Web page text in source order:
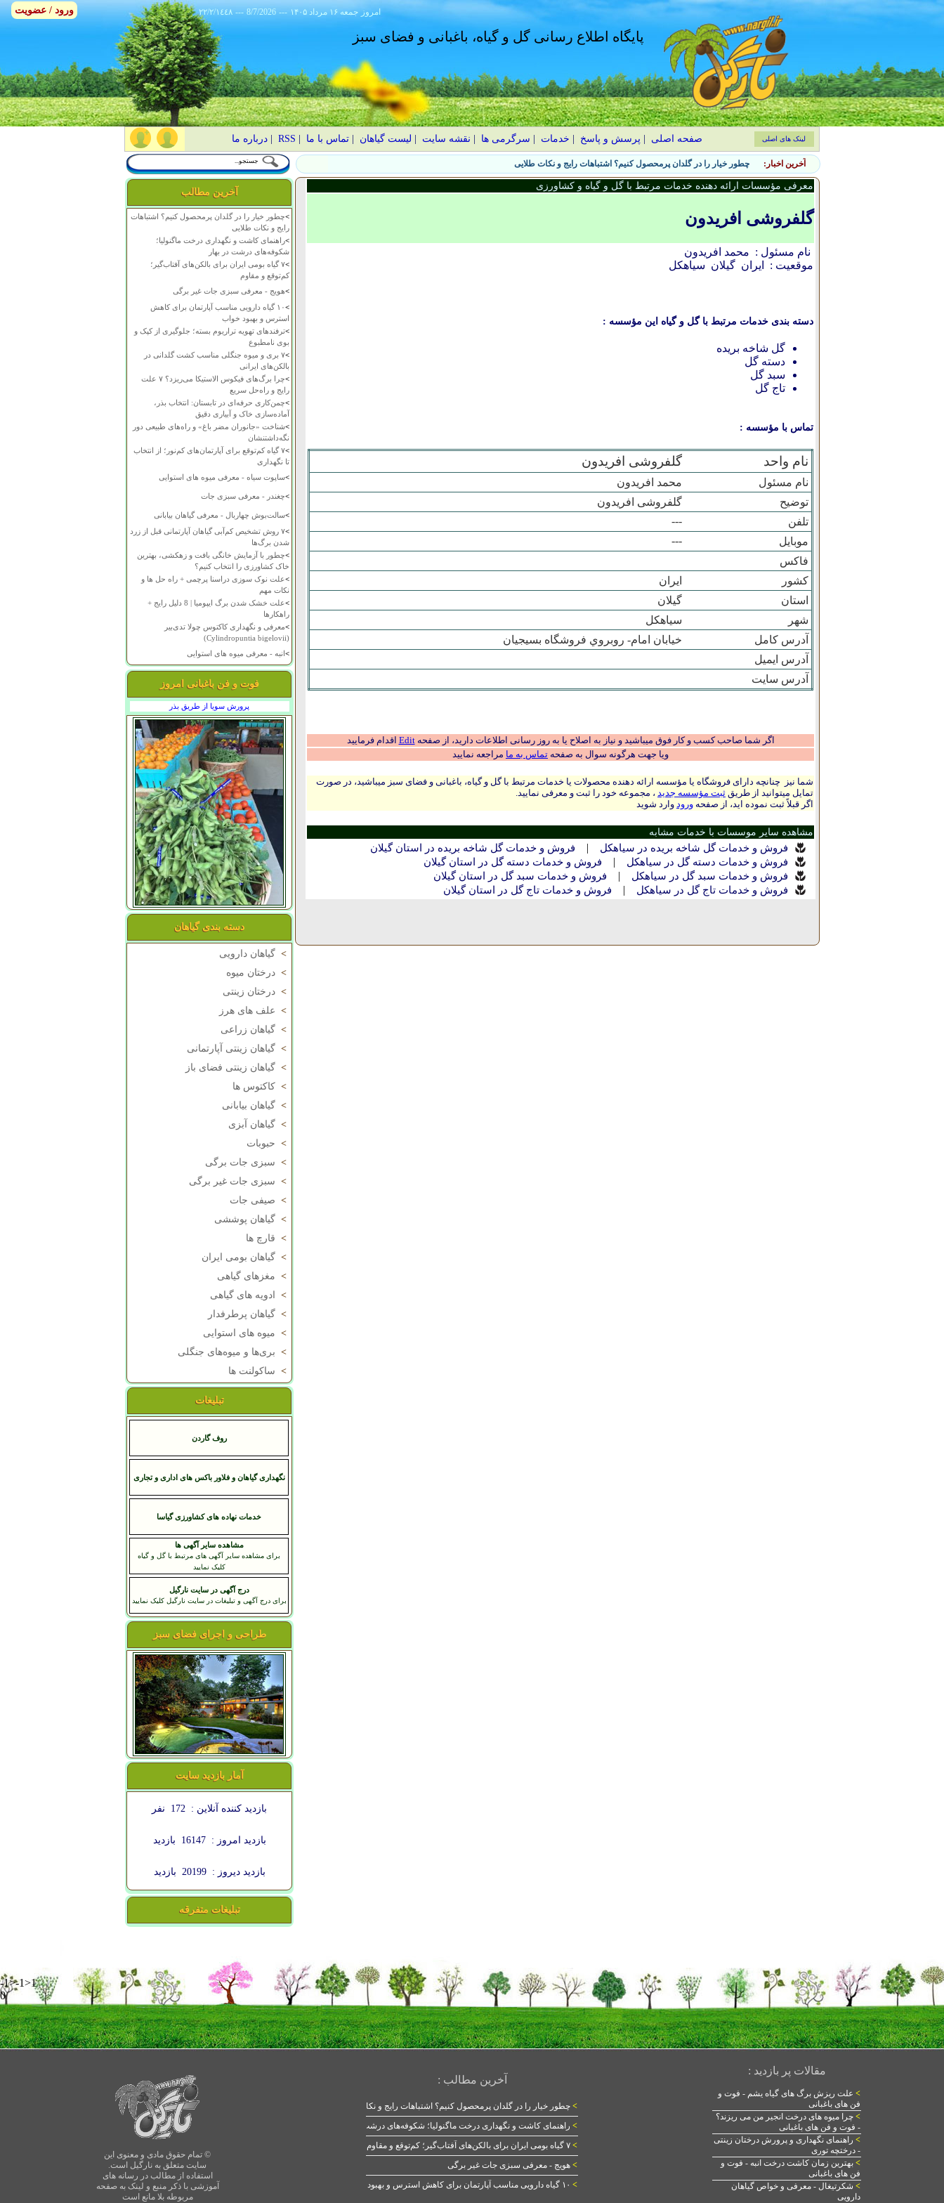
٢٢/٢/١٤٤٨ --- 8/7/2026 --- ۱۴۰۵ جمعه ۱۶ مرداد امروز
پایگاه اطلاع رسانی گل و گیاه، باغبانی و فضای سبز
صفحه اصلی پرسش و پاسخ خدمات سرگرمی ها نقشه سایت لیست گیاهان |تماس با ما RSS
|درباره ما لینک های اصلی
آخرین اخبار: چطور خیار را در گلدان پرمحصول کنیم؟ اشتباهات رایج و نکات طلایی
آخرین مطالب
>چطور خیار را در گلدان پرمحصول کنیم؟ اشتباهات
رایج و نکات طلایی
>راهنمای کاشت و نگهداری درخت ماگنولیا؛
شکوفه‌های درشت در بهار
>
۷ گیاه بومی ایران برای بالکن‌های آفتاب‌گیر؛
کم‌توقع و مقاوم
>هویج - معرفی سبزی جات غیر برگی
>
۱۰ گیاه دارویی مناسب آپارتمان برای کاهش
استرس و بهبود خواب
>ترفندهای تهویه تراریوم بسته؛ جلوگیری از کپک و
بوی نامطبوع
>
۷ بری و میوه جنگلی مناسب کشت گلدانی در
بالکن‌های ایرانی
>
چرا برگ‌های فیکوس الاستیکا می‌ریزد؟ ۷ علت
رایج و راه‌حل سریع
>چمن‌کاری حرفه‌ای در تابستان: انتخاب بذر،
آماده‌سازی خاک و آبیاری دقیق
>شناخت «جانوران مضر باغ» و راه‌های طبیعی دور
نگه‌داشتنشان
>
۷ گیاه کم‌توقع برای آپارتمان‌های کم‌نور؛ از انتخاب
تا نگهداری
>ساپوت سیاه - معرفی میوه های استوایی
>چغندر - معرفی سبزی جات
>سالت‌بوش چهاربال - معرفی گیاهان بیابانی
>
۷ روش تشخیص کم‌آبی گیاهان آپارتمانی قبل از زرد
شدن برگ‌ها
>چطور با آزمایش خانگی بافت و زهکشی، بهترین
خاک کشاورزی را انتخاب کنیم؟
>علت نوک سوزی دراسنا پرچمی + راه حل ها و
نکات مهم
>
علت خشک شدن برگ ایپومیا | 8 دلیل رایج +
راهکارها
>معرفی و نگهداری کاکتوس چولا تدی‌بیر
(Cylindropuntia bigelovii)
>انبه - معرفی میوه های استوایی
فوت و فن باغبانی امروز
پرورش سویا از طریق بذر
دسته بندی گیاهان
> گیاهان دارویی
> درختان میوه
> درختان زینتی
> علف های هرز
> گیاهان زراعی
> گیاهان زینتی آپارتمانی
> گیاهان زینتی فضای باز
> کاکتوس ها
> گیاهان بیابانی
> گیاهان آبزی
> حبوبات
> سبزی جات برگی
> سبزی جات غیر برگی
> صیفی جات
> گیاهان پوششی
> قارچ ها
> گیاهان بومی ایران
> مغزهای گیاهی
>
ادویه های گیاهی
> گیاهان پرطرفدار
> میوه های استوایی
> بری‌ها و میوه‌های جنگلی
> ساکولنت ها
تبلیغات
روف گاردن
نگهداری گیاهان و فلاور باکس های اداری و تجاری
خدمات نهاده های کشاورزی گیاسا
مشاهده سایر آگهی ها
برای مشاهده سایر آگهی های مرتبط با گل و گیاه
کلیک نمایید
درج آگهی در سایت نارگیل
برای درج آگهی و تبلیغات در سایت نارگیل کلیک نمایید
طراحی و اجرای فضای سبز
آمار بازدید سایت
بازدید کننده آنلاین : 172 نفر
بازدید امروز : 16147 بازدید
بازدید دیروز : 20199 بازدید
تبلیغات متفرقه
معرفی مؤسسات ارائه دهنده خدمات مرتبط با گل و گیاه و کشاورزی
گلفروشی افریدون
نام مسئول : محمد افريدون
موقعیت :
ایران گيلان سياهکل
دسته بندی خدمات مرتبط با گل و گیاه این مؤسسه :
گل شاخه بریده
دسته گل
سبد گل
تاج گل
تماس با مؤسسه :
نام واحد گلفروشی افریدون
نام مسئول
محمد افريدون
توضیح
گلفروشی افریدون
تلفن
---
موبایل
---
فاکس
کشور
ایران
استان
گيلان
شهر
سياهکل
آدرس کامل
خيابان امام- روبروي فروشگاه بسيجيان
آدرس ایمیل
آدرس سایت
اگر شما صاحب کسب و کار فوق میباشید و نیاز به اصلاح یا به روز رسانی اطلاعات دارید، از صفحهEdit اقدام فرمایید
ویا جهت هرگونه سوال به صفحه تماس به ما مراجعه نمایید
شما نیز چنانچه دارای فروشگاه یا مؤسسه ارائه دهنده محصولات یا خدمات مرتبط با گل و گیاه، باغبانی و فضای سبز میباشید، در صورت
تمایل میتوانید از طریق ثبت مؤسسه جدید ، مجموعه خود را ثبت و معرفی نمایید.
اگر قبلاً ثبت نموده اید، از صفحه ورود وارد شوید
مشاهده سایر موسسات با خدمات مشابه
فروش و خدمات گل شاخه بریده در سياهکل | فروش و خدمات گل شاخه بریده در استان گيلان
فروش و خدمات دسته گل در سياهکل | فروش و خدمات دسته گل در استان گيلان
فروش و خدمات سبد گل در سياهکل | فروش و خدمات سبد گل در استان گيلان
فروش و خدمات تاج گل در سياهکل | فروش و خدمات تاج گل در استان گيلان
-1>-1>1
0
© تمام حقوق مادی و معنوی این
سایت متعلق به نارگیل است.
استفاده از مطالب در رسانه های
آموزشی با ذکر منبع و لینک به صفحه
مربوطه بلا مانع است
آخرین مطالب :
> چطور خیار را در گلدان پرمحصول کنیم؟ اشتباهات رایج و نکات طلایی
> راهنمای کاشت و نگهداری درخت ماگنولیا؛ شکوفه‌های درشت در بهار
> ۷ گیاه بومی ایران برای بالکن‌های آفتاب‌گیر؛ کم‌توقع و مقاوم
> هویج - معرفی سبزی جات غیر برگی
> ۱۰ گیاه دارویی مناسب آپارتمان برای کاهش استرس و بهبود خواب
مقالات پر بازدید :
> علت ریزش برگ های گیاه یشم - فوت و
فن های باغبانی
> چرا میوه های درخت انجیر من می ریزند؟
- فوت و فن های باغبانی
> راهنمای نگهداری و پرورش درختان زینتی
- درختچه توری
> بهترین زمان کاشت درخت انبه - فوت و
فن های باغبانی
> شکرتیغال - معرفی و خواص گیاهان
دارویی
ورود / عضویت